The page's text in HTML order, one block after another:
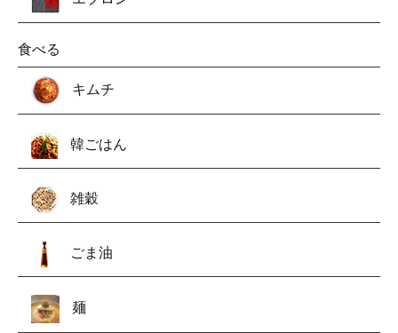
食べる
キムチ
韓ごはん
雑穀
ごま油
麺